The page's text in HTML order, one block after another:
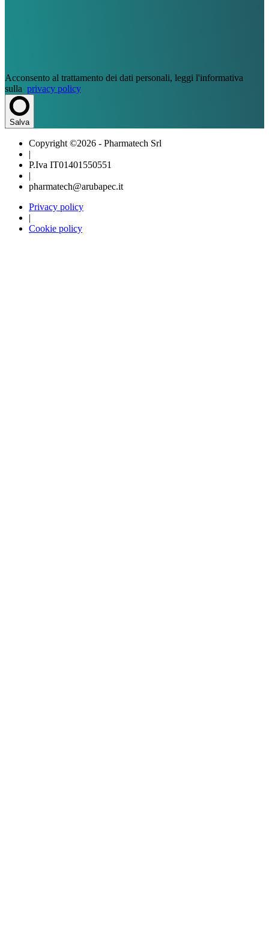
Acconsento al trattamento dei dati personali, leggi l'informativa
sulla privacy policy
Salva
Copyright ©2026 - Pharmatech Srl
|
P.Iva IT01401550551
|
pharmatech@arubapec.it
Privacy policy
|
Cookie policy